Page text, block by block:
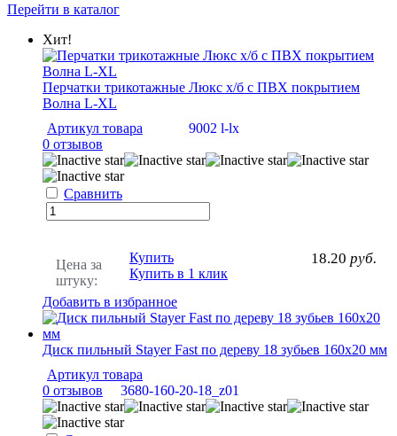
Перейти в каталог
Хит!
Перчатки трикотажные Люкс х/б с ПВХ покрытием
Волна L-XL
Артикул товара
9002 l-lx
0 отзывов
Сравнить
Цена за
штуку:
18.20 руб.
Купить
Купить в 1 клик
Добавить в избранное
Диск пильный Stayer Fast по дереву 18 зубьев 160х20 мм
Артикул товара
3680-160-20-18_z01
0 отзывов